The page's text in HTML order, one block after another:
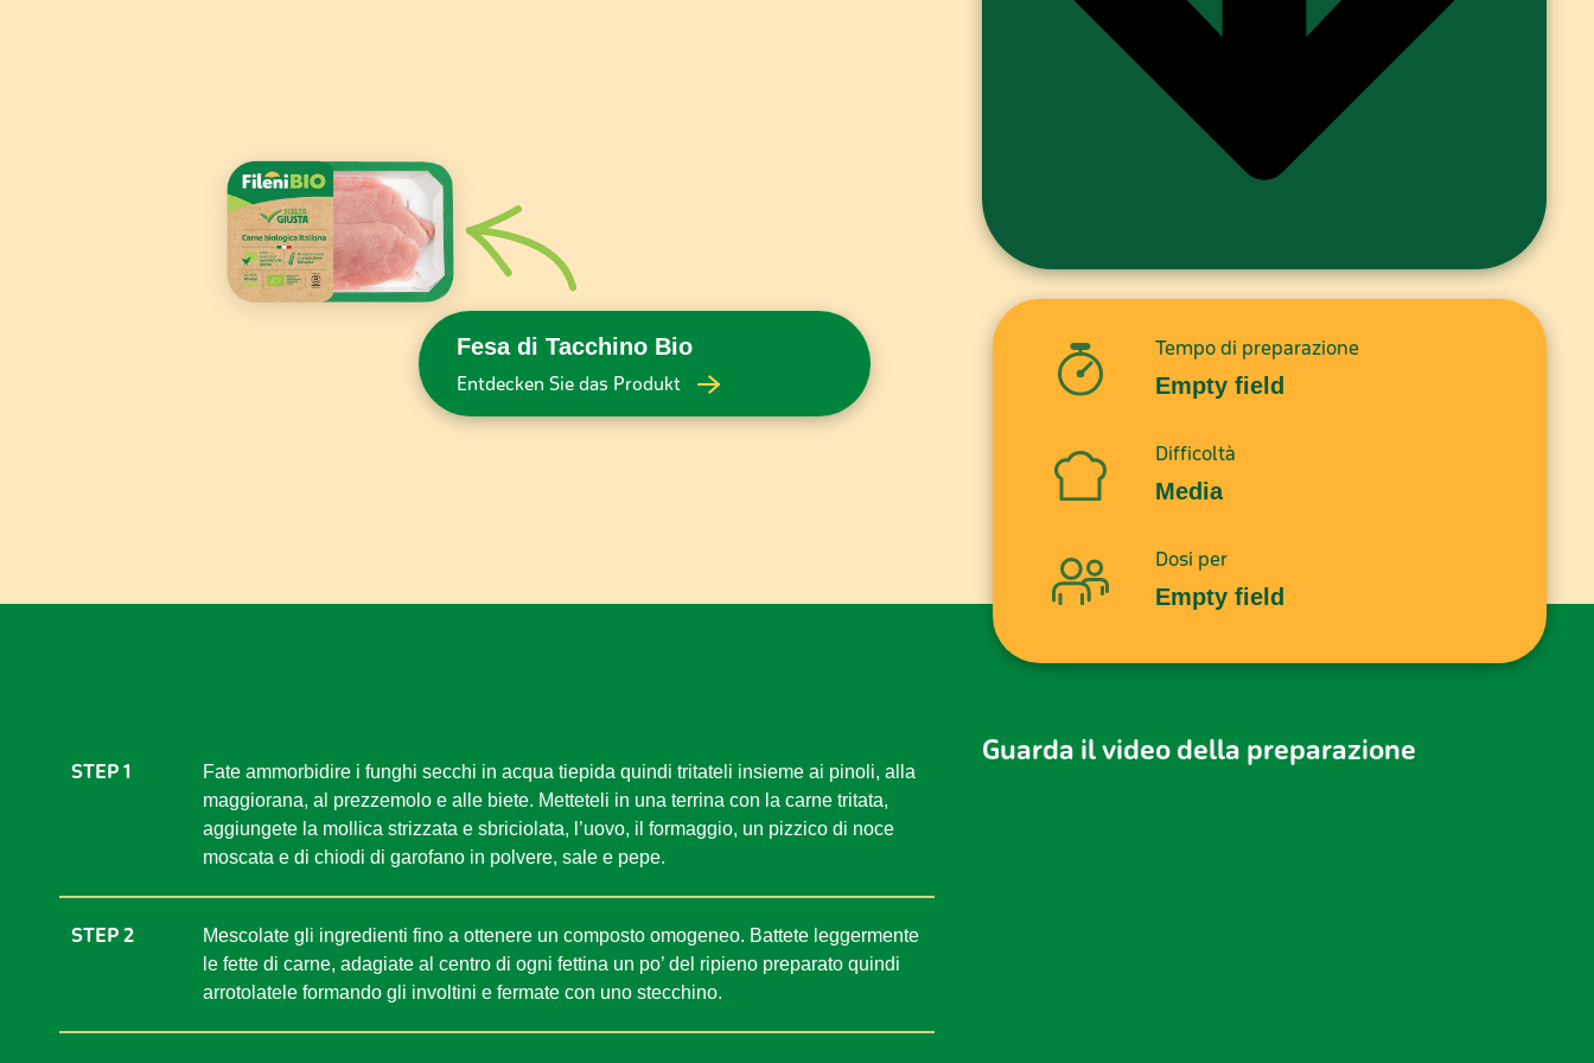
Fesa di Tacchino Bio
Entdecken Sie das Produkt
Tempo di preparazione
Empty field
Difficoltà
Media
Dosi per
Empty field
STEP 1
Fate ammorbidire i funghi secchi in acqua tiepida quindi tritateli insieme ai pinoli, alla
maggiorana, al prezzemolo e alle biete. Metteteli in una terrina con la carne tritata,
aggiungete la mollica strizzata e sbriciolata, l’uovo, il formaggio, un pizzico di noce
moscata e di chiodi di garofano in polvere, sale e pepe.
STEP 2
Mescolate gli ingredienti fino a ottenere un composto omogeneo. Battete leggermente
le fette di carne, adagiate al centro di ogni fettina un po’ del ripieno preparato quindi
arrotolatele formando gli involtini e fermate con uno stecchino.
Guarda il video della preparazione